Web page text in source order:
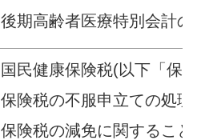
後期高齢者医療特別会計
国民健康保険税(以下「保
保険税の不服申立ての処
保険税の減免に関すること